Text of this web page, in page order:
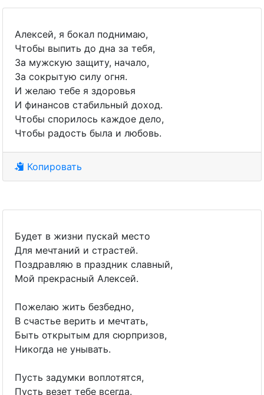
Алексей, я бокал поднимаю,
Чтобы выпить до дна за тебя,
За мужскую защиту, начало,
За сокрытую силу огня.
И желаю тебе я здоровья
И финансов стабильный доход.
Чтобы спорилось каждое дело,
Чтобы радость была и любовь.
Копировать
Будет в жизни пускай место
Для мечтаний и страстей.
Поздравляю в праздник славный,
Мой прекрасный Алексей.
Пожелаю жить безбедно,
В счастье верить и мечтать,
Быть открытым для сюрпризов,
Никогда не унывать.
Пусть задумки воплотятся,
Пусть везет тебе всегда.